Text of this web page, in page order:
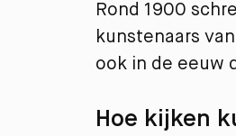
Rond 1900
kunstenaars
ook in de eeuw
Hoe kijken